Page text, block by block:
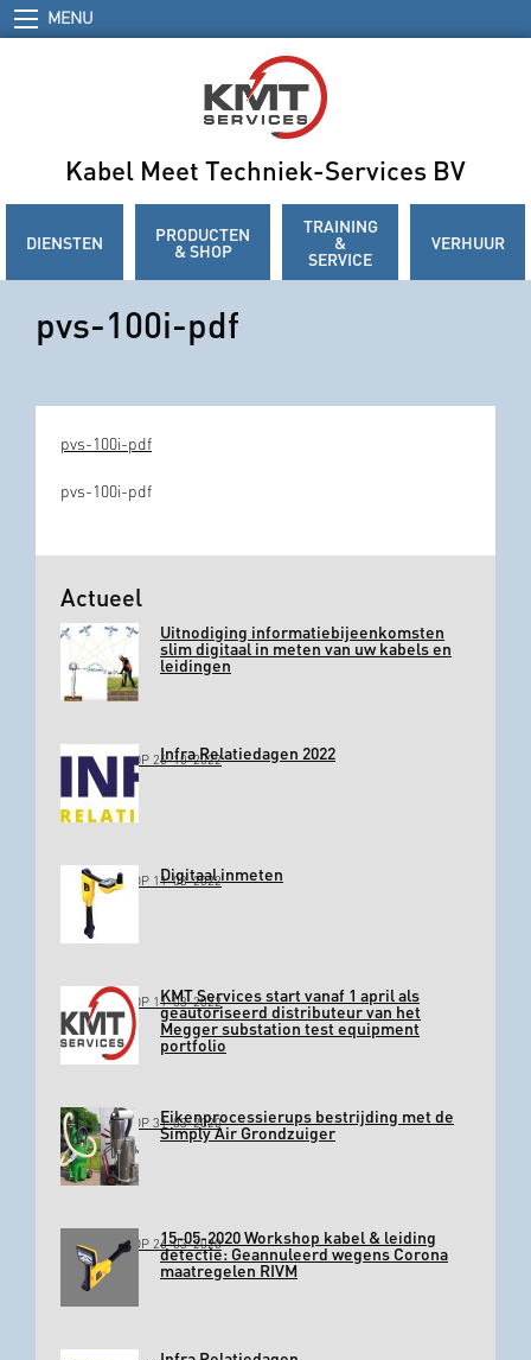
MENU
Kabel Meet Techniek-Services BV
DIENSTEN PRODUCTEN
& SHOP
TRAINING
&
SERVICE
VERHUUR
pvs-100i-pdf
pvs-100i-pdf
pvs-100i-pdf
Actueel
Uitnodiging informatiebijeenkomsten
slim digitaal in meten van uw kabels en
leidingen
GEPLAATST OP 26-10-2022Infra Relatiedagen 2022
GEPLAATST OP 11-03-2022Digitaal inmeten
GEPLAATST OP 11-03-2022KMT Services start vanaf 1 april als
geautoriseerd distributeur van het
Megger substation test equipment
portfolio
GEPLAATST OP 31-03-2020Eikenprocessierups bestrijding met de
Simply Air Grondzuiger
GEPLAATST OP 26-03-202015-05-2020 Workshop kabel & leiding
detectie: Geannuleerd wegens Corona
maatregelen RIVM